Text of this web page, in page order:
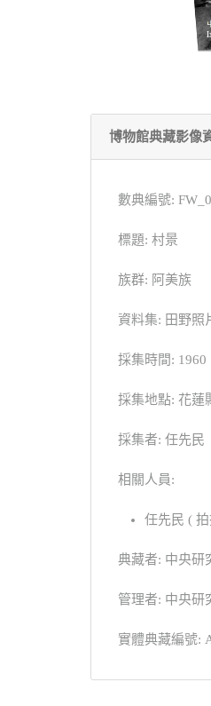
博物館典藏影像
數典編號:
標題: 村景
族群: 阿美族
資料集: 田野照
採集時間: 1960
採集地點: 花蓮
採集者: 任先民
相關人員:
任先民 (
典藏者: 中央研
管理者: 中央研
實體典藏編號: